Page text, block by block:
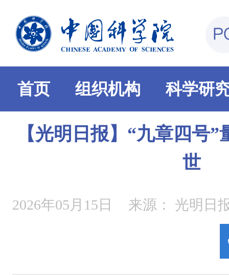
首页 组织机构 科学研
【光明日报】“九章四号
世
2026年05月15日 来源： 光明日